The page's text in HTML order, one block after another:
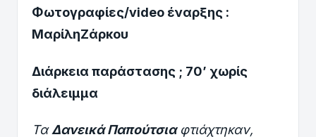
Φωτογραφίες/video έναρξης :
ΜαρίληΖάρκου
Διάρκεια παράστασης ; 70’ χωρίς
διάλειμμα
ΤαΔανεικά Παπούτσιαφτιάχτηκαν,